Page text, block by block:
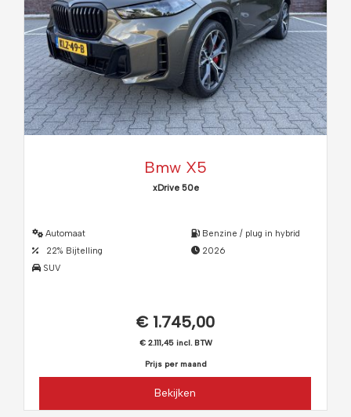
Bmw X5
xDrive 50e
Automaat
22% Bijtelling
SUV
Benzine / plug in hybrid
2026
€ 1.745,00
€ 2.111,45 incl. BTW
Prijs per maand
Bekijken